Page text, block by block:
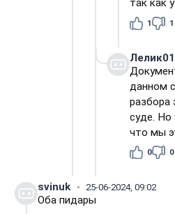
так как
1 1
данном
разбора
суде. Но
что мы
0 0
svinuk 25-06-2024, 09:02
Оба пидары